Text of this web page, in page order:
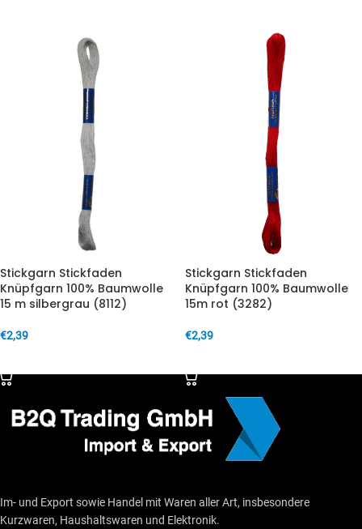
Stickgarn Stickfaden
Knüpfgarn 100% Baumwolle
15 m silbergrau (8112)
€2,39
Stickgarn Stickfaden
Knüpfgarn 100% Baumwolle
15m rot (3282)
€2,39
Im- und Export sowie Handel mit Waren aller Art, insbesondere
Kurzwaren, Haushaltswaren und Elektronik.